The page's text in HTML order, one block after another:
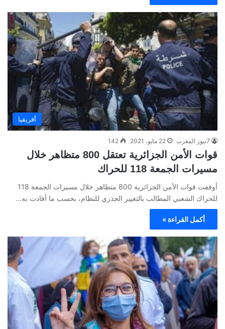
أفريقيا
7نيوز المغرب 22 مايو، 2021 142
قوات الأمن الجزائرية تعتقل 800 متظاهر خلال
مسيرات الجمعة 118 للحراك
أوقفت قوات الأمن الجزائرية 800 متظاهر خلال مسيرات الجمعة 118
للحراك الشعبي المطالب بالتغيير الجذري للنظام، بحسب ما أفادت به…
أكمل القراءة »